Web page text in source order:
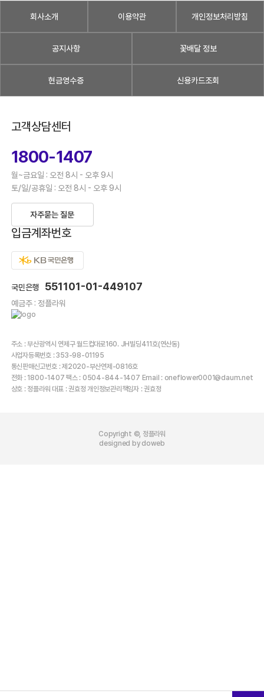
회사소개 이용약관 개인정보처리방침
공지사항 꽃배달 정보
현금영수증 신용카드조회
고객상담센터
1800-1407
월~금요일 : 오전 8시 - 오후 9시
토/일/공휴일 : 오전 8시 - 오후 9시
자주묻는 질문
입금계좌번호
국민은행 551101-01-449107
예금주 : 정플라워
주소 : 부산광역시 연제구 월드컵대로160. JH빌딩411호(연산동)
사업자등록번호 : 353-98-01195
통신판매신고번호 : 제2020-부산연제-0816호
전화 : 1800-1407 팩스 : 0504-844-1407 Email : oneflower0001@daum.net
상호 : 정플라워 대표 : 권효정 개인정보관리책임자 : 권효정
Copyright ©, 정플라워
designed by doweb